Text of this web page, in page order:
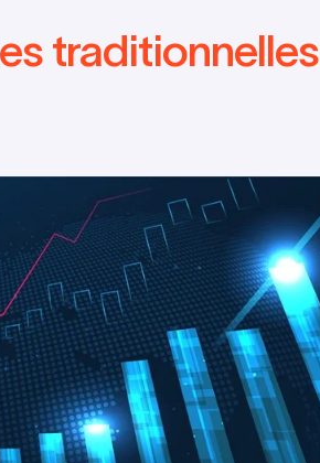
traditionnelles